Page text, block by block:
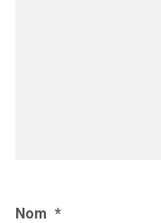
Nom *